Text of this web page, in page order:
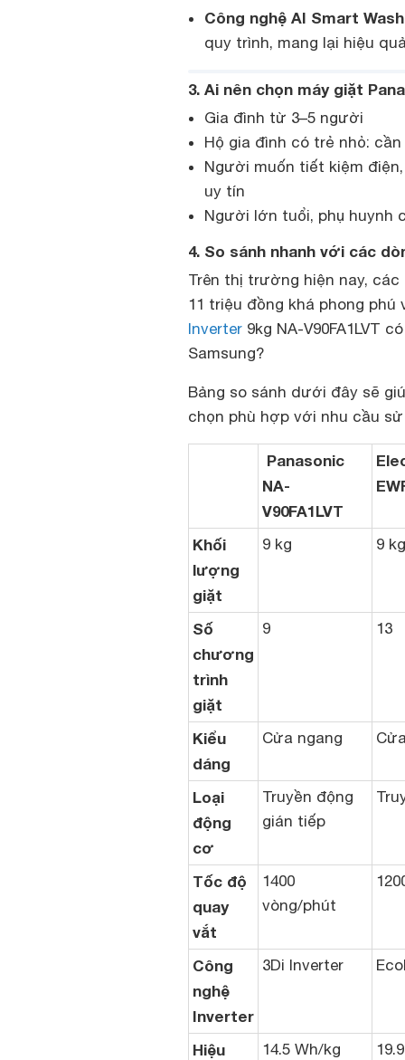
Công nghệ AI Smart Wash
quy trình, mang lại hiệu
3. Ai nên chọn máy giặt
Gia đình từ 3–5 người
Hộ gia đình có trẻ nhỏ:
Người muốn tiết kiệm
uy tín
Người lớn tuổi, phụ huynh
4. So sánh nhanh với các
Trên thị trường hiện nay,
11 triệu đồng khá phong
Inverter 9kg NA-V90FA1LVT
Samsung?
Bảng so sánh dưới đây sẽ
chọn phù hợp với nhu cầu
Panasonic
NA-
V90FA1LVT
Khối
lượng
giặt
9 kg 9 kg
Số
chương
trình
giặt
9 13
Kiểu
dáng
Cửa ngang
Loại
động
cơ
Truyền động
gián tiếp
Tốc độ
quay
vắt
1400
vòng/phút
Công
nghệ
Inverter
3Di Inverter
Hiệu
14.5 Wh/kg